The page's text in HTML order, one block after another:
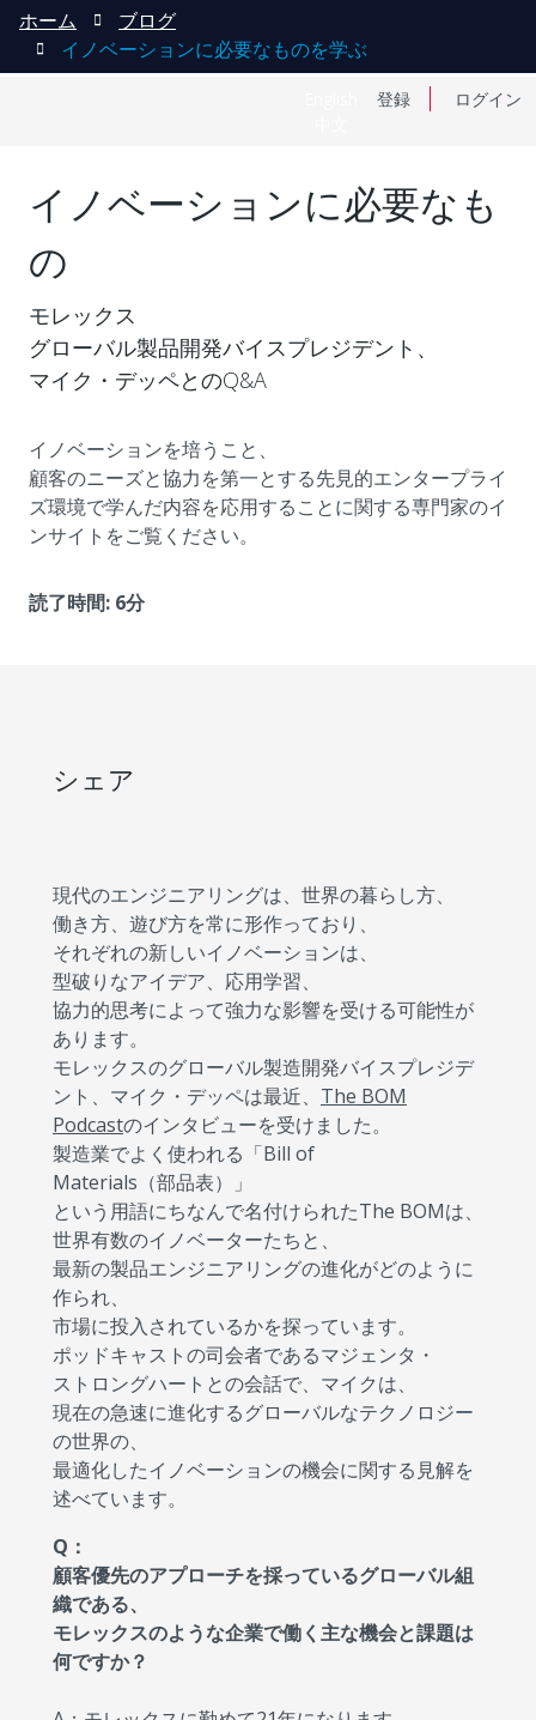
登録 ログイン
ホーム
ブログ
イノベーションに必要なものを学ぶ
イノベーションに必要なも
の
モレックス
グローバル製品開発バイスプレジデント、
マイク・デッペとのQ&A
イノベーションを培うこと、
顧客のニーズと協力を第一とする先見的エンタープライ
ズ環境で学んだ内容を応用することに関する専門家のイ
ンサイトをご覧ください。
読了時間: 6分
現代のエンジニアリングは、世界の暮らし方、
働き方、遊び方を常に形作っており、
それぞれの新しいイノベーションは、
型破りなアイデア、応用学習、
協力的思考によって強力な影響を受ける可能性が
あります。
モレックスのグローバル製造開発バイスプレジデ
ント、マイク・デッペは最近、 The BOM
Podcastのインタビューを受けました。
製造業でよく使われる「Bill of
Materials（部品表）」
という用語にちなんで名付けられたThe BOMは、
世界有数のイノベーターたちと、
最新の製品エンジニアリングの進化がどのように
作られ、
市場に投入されているかを探っています。
ポッドキャストの司会者であるマジェンタ・
ストロングハートとの会話で、マイクは、
現在の急速に進化するグローバルなテクノロジー
の世界の、
最適化したイノベーションの機会に関する見解を
述べています。
Q：
顧客優先のアプローチを採っているグローバル組
織である、
モレックスのような企業で働く主な機会と課題は
何ですか？
シェア